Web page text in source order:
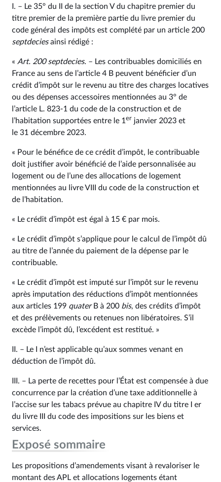
I. – Le 35° du II de la section V du chapitre premier du
titre premier de la première partie du livre premier du
code général des impôts est complété par un article 200
septdeciesainsi rédigé :
« Art. 200 septdecies. – Les contribuables domiciliés en
France au sens de l’article 4 B peuvent bénéficier d’un
crédit d’impôt sur le revenu au titre des charges locatives
ou des dépenses accessoires mentionnées au 3° de
l’article L. 823‑1 du code de la construction et de
l’habitation supportées entre le 1 er janvier 2023 et
le 31 décembre 2023.
« Pour le bénéfice de ce crédit d’impôt, le contribuable
doit justifier avoir bénéficié de l’aide personnalisée au
logement ou de l’une des allocations de logement
mentionnées au livre VIII du code de la construction et
de l’habitation.
« Le crédit d’impôt est égal à 15 € par mois.
« Le crédit d’impôt s’applique pour le calcul de l’impôt dû
au titre de l’année du paiement de la dépense par le
contribuable.
« Le crédit d’impôt est imputé sur l’impôt sur le revenu
après imputation des réductions d’impôt mentionnées
aux articles 199 quaterB à 200 bis, des crédits d’impôt
et des prélèvements ou retenues non libératoires. S’il
excède l’impôt dû, l’excédent est restitué. »
II. – Le I n’est applicable qu’aux sommes venant en
déduction de l’impôt dû.
III. – La perte de recettes pour l’État est compensée à due
concurrence par la création d’une taxe additionnelle à
l’accise sur les tabacs prévue au chapitre IV du titre I er
du livre III du code des impositions sur les biens et
services.
Exposé sommaire
Les propositions d’amendements visant à revaloriser le
montant des APL et allocations logements étant